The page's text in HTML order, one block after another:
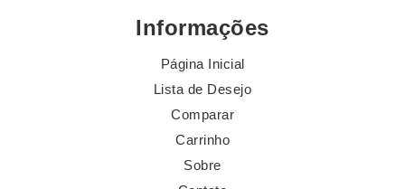
Informações
Página Inicial
Lista de Desejo
Comparar
Carrinho
Sobre